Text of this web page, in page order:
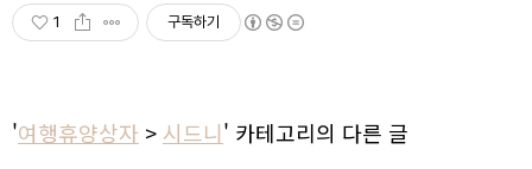
1 구독하기
'여행휴양상자 > 시드니' 카테고리의 다른 글